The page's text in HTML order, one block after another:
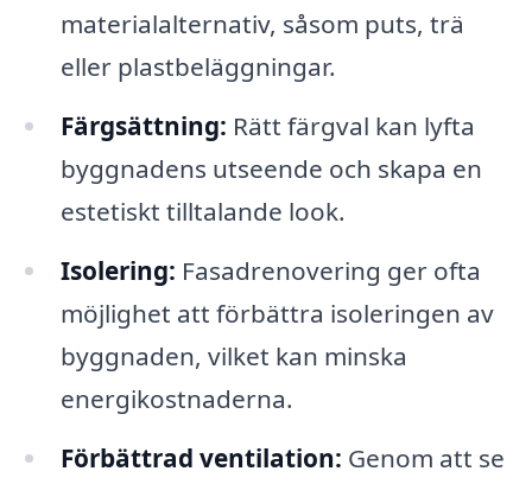
materialalternativ, såsom puts, trä
eller plastbeläggningar.
Färgsättning: Rätt färgval kan lyfta
byggnadens utseende och skapa en
estetiskt tilltalande look.
Isolering: Fasadrenovering ger ofta
möjlighet att förbättra isoleringen av
byggnaden, vilket kan minska
energikostnaderna.
Förbättrad ventilation: Genom att se